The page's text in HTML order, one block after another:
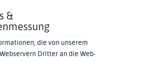
&
die von unserem
Dritter an die Web-